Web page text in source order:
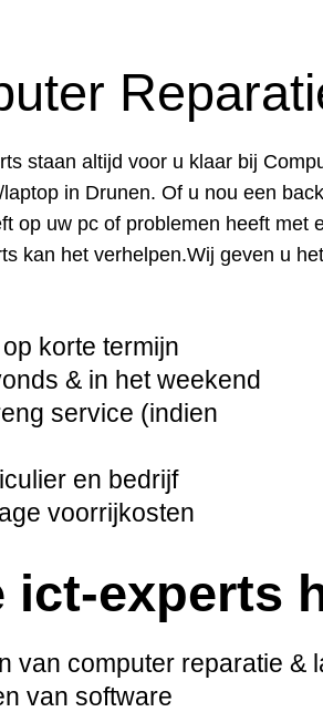
staan altijd voor u klaar bij
in Drunen. Of u nou een
op uw pc of problemen heeft met
kan het verhelpen.Wij geven u
korte termijn
& in het weekend
service (indien
en bedrijf
voorrijkosten
ict-experts
van computer reparatie &
van software